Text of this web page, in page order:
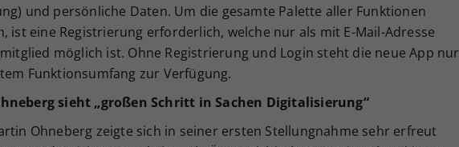
und persönliche Daten. Um die gesamte Palette aller Funktionen
ist eine Registrierung erforderlich, welche nur als mit E-Mail-Adresse
möglich ist. Ohne Registrierung und Login steht die neue App nur
Funktionsumfang zur Verfügung.
sieht „großen Schritt in Sachen Digitalisierung“
Ohneberg zeigte sich in seiner ersten Stellungnahme sehr erfreut